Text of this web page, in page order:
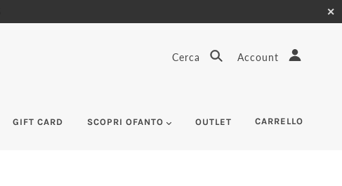
✕
Cerca Account
GIFT CARD SCOPRI OFANTO OUTLET CARRELLO